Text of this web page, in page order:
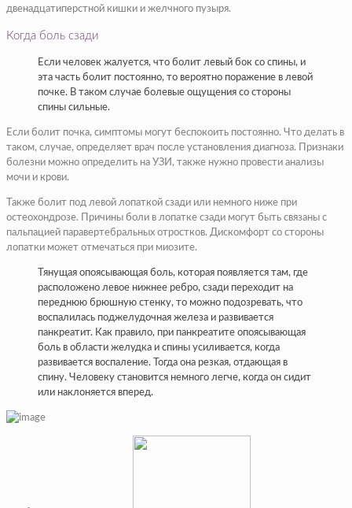
двенадцатиперстной кишки и желчного пузыря.
Когда боль сзади
Если человек жалуется, что болит левый бок со спины, и
эта часть болит постоянно, то вероятно поражение в левой
почке. В таком случае болевые ощущения со стороны
спины сильные.
Если болит почка, симптомы могут беспокоить постоянно. Что делать в
таком, случае, определяет врач после установления диагноза. Признаки
болезни можно определить на УЗИ, также нужно провести анализы
мочи и крови.
Также болит под левой лопаткой сзади или немного ниже при
остеохондрозе. Причины боли в лопатке сзади могут быть связаны с
пальпацией паравертебральных отростков. Дискомфорт со стороны
лопатки может отмечаться при миозите.
Тянущая опоясывающая боль, которая появляется там, где
расположено левое нижнее ребро, сзади переходит на
переднюю брюшную стенку, то можно подозревать, что
воспалилась поджелудочная железа и развивается
панкреатит. Как правило, при панкреатите опоясывающая
боль в области желудка и спины усиливается, когда
развивается воспаление. Тогда она резкая, отдающая в
спину. Человеку становится немного легче, когда он сидит
или наклоняется вперед.